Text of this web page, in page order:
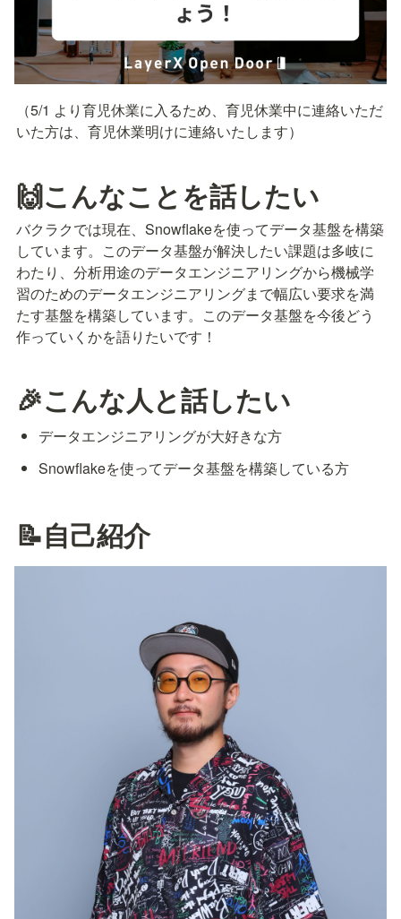
（5/1 より育児休業に入るため、育児休業中に連絡いただ
いた方は、育児休業明けに連絡いたします）
🙌こんなことを話したい
バクラクでは現在、Snowflakeを使ってデータ基盤を構築
しています。このデータ基盤が解決したい課題は多岐に
わたり、分析用途のデータエンジニアリングから機械学
習のためのデータエンジニアリングまで幅広い要求を満
たす基盤を構築しています。このデータ基盤を今後どう
作っていくかを語りたいです！
🎉こんな人と話したい
データエンジニアリングが大好きな方
Snowflakeを使ってデータ基盤を構築している方
📝自己紹介